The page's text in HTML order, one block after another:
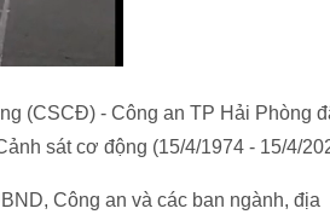
(CSCĐ) - Công an TP Hải Phòng
sát cơ động (15/4/1974 - 15/4/
Công an và các ban ngành, địa